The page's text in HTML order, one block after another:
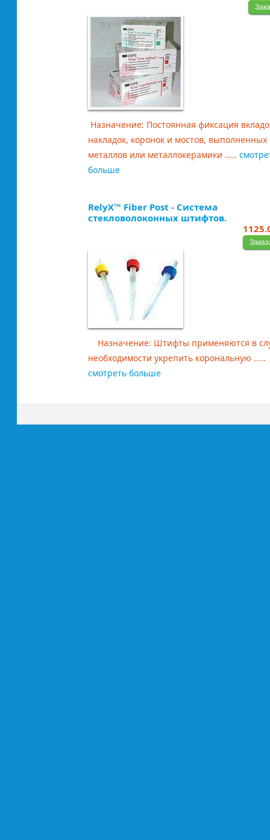
Назначение: Постоянная фиксация
накладок, коронок и мостов, выполненных
металлов или металлокерамики .....
больше
RelyX™ Fiber Post - Система
стекловолоконных штифтов.
Назначение: Штифты применяются в
необходимости укрепить корональную .....
смотреть больше